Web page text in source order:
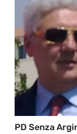
PD Senza